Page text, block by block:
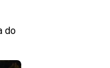
do